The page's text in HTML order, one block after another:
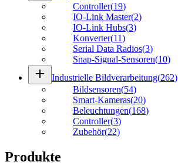
Controller(19)
IO-Link Master(2)
IO-Link Hubs(3)
Konverter(11)
Serial Data Radios(3)
Snap-Signal-Sensoren(10)
add Industrielle Bildverarbeitung(262)
Bildsensoren(54)
Smart-Kameras(20)
Beleuchtungen(168)
Controller(3)
Zubehör(22)
Produkte